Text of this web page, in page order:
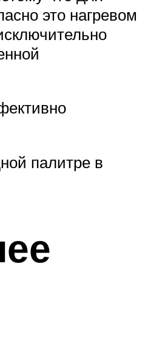
это нагревом
палитре в